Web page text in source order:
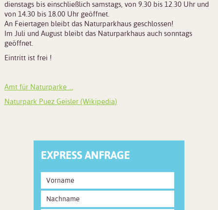
dienstags bis einschließlich samstags, von 9.30 bis 12.30 Uhr und
von 14.30 bis 18.00 Uhr geöffnet.
An Feiertagen bleibt das Naturparkhaus geschlossen!
Im Juli und August bleibt das Naturparkhaus auch sonntags
geöffnet.
Eintritt ist frei !
Amt für Naturparke …
Naturpark Puez Geisler (Wikipedia)
EXPRESS ANFRAGE